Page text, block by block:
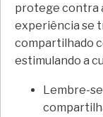
protege contra
experiência se
compartilhado
estimulando a
Lembre-